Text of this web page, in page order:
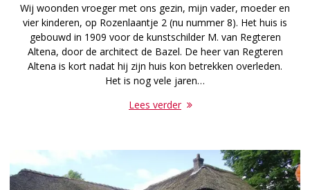
Wij woonden vroeger met ons gezin, mijn vader, moeder en
vier kinderen, op Rozenlaantje 2 (nu nummer 8). Het huis is
gebouwd in 1909 voor de kunstschilder M. van Regteren
Altena, door de architect de Bazel. De heer van Regteren
Altena is kort nadat hij zijn huis kon betrekken overleden.
Het is nog vele jaren…
Lees verder